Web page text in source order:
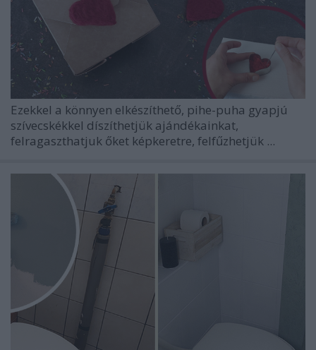
Ezekkel a könnyen elkészíthető, pihe-puha gyapjú
szívecskékkel díszíthetjük ajándékainkat,
felragaszthatjuk őket képkeretre, felfűzhetjük ...